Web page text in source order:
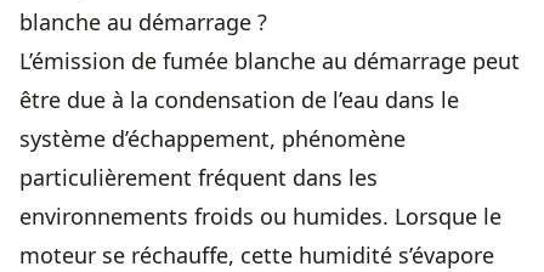
blanche au démarrage ?
L’émission de fumée blanche au démarrage peut
être due à la condensation de l’eau dans le
système d’échappement, phénomène
particulièrement fréquent dans les
environnements froids ou humides. Lorsque le
moteur se réchauffe, cette humidité s’évapore